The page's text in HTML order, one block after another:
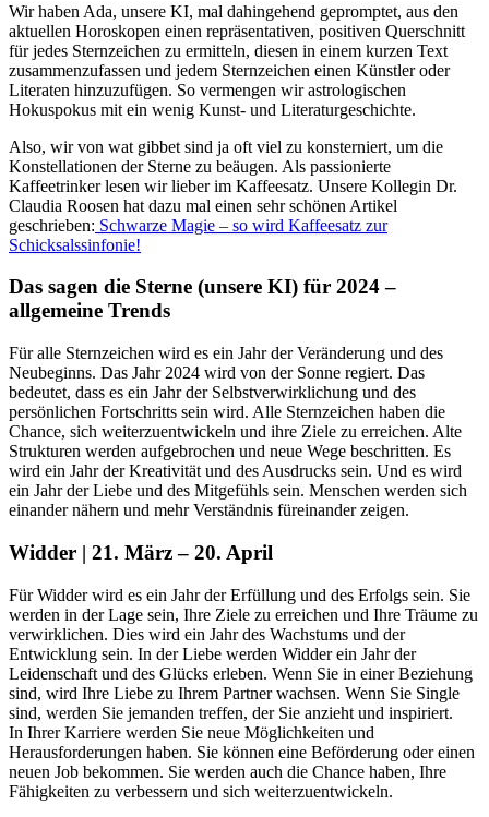
Wir haben Ada, unsere KI, mal dahingehend gepromptet, aus den
aktuellen Horoskopen einen repräsentativen, positiven Querschnitt
für jedes Sternzeichen zu ermitteln, diesen in einem kurzen Text
zusammenzufassen und jedem Sternzeichen einen Künstler oder
Literaten hinzuzufügen. So vermengen wir astrologischen
Hokuspokus mit ein wenig Kunst- und Literaturgeschichte.
Also, wir von wat gibbet sind ja oft viel zu konsterniert, um die
Konstellationen der Sterne zu beäugen. Als passionierte
Kaffeetrinker lesen wir lieber im Kaffeesatz. Unsere Kollegin Dr.
Claudia Roosen hat dazu mal einen sehr schönen Artikel
geschrieben: Schwarze Magie – so wird Kaffeesatz zur
Schicksalssinfonie!
Das sagen die Sterne (unsere KI) für 2024 –
allgemeine Trends
Für alle Sternzeichen wird es ein Jahr der Veränderung und des
Neubeginns. Das Jahr 2024 wird von der Sonne regiert. Das
bedeutet, dass es ein Jahr der Selbstverwirklichung und des
persönlichen Fortschritts sein wird. Alle Sternzeichen haben die
Chance, sich weiterzuentwickeln und ihre Ziele zu erreichen. Alte
Strukturen werden aufgebrochen und neue Wege beschritten. Es
wird ein Jahr der Kreativität und des Ausdrucks sein. Und es wird
ein Jahr der Liebe und des Mitgefühls sein. Menschen werden sich
einander nähern und mehr Verständnis füreinander zeigen.
Widder | 21. März – 20. April
Für Widder wird es ein Jahr der Erfüllung und des Erfolgs sein. Sie
werden in der Lage sein, Ihre Ziele zu erreichen und Ihre Träume zu
verwirklichen. Dies wird ein Jahr des Wachstums und der
Entwicklung sein. In der Liebe werden Widder ein Jahr der
Leidenschaft und des Glücks erleben. Wenn Sie in einer Beziehung
sind, wird Ihre Liebe zu Ihrem Partner wachsen. Wenn Sie Single
sind, werden Sie jemanden treffen, der Sie anzieht und inspiriert.
In Ihrer Karriere werden Sie neue Möglichkeiten und
Herausforderungen haben. Sie können eine Beförderung oder einen
neuen Job bekommen. Sie werden auch die Chance haben, Ihre
Fähigkeiten zu verbessern und sich weiterzuentwickeln.